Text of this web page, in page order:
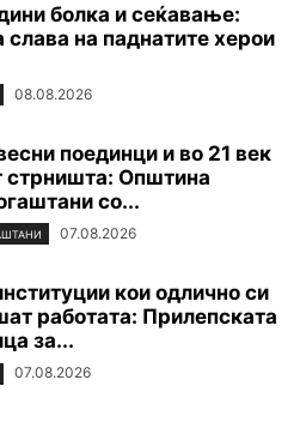
болка и сеќавање:
слава на паднатите xepoи
08.08.2026
поединци и во 21 век
стрништа: Општина
со...
07.08.2026
кои одлично си
работата: Прилепската
за...
07.08.2026